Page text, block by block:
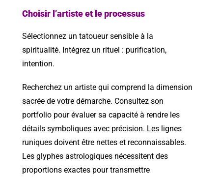
Choisir l’artiste et le processus
Sélectionnez un tatoueur sensible à la
spiritualité. Intégrez un rituel : purification,
intention.
Recherchez un artiste qui comprend la dimension
sacrée de votre démarche. Consultez son
portfolio pour évaluer sa capacité à rendre les
détails symboliques avec précision. Les lignes
runiques doivent être nettes et reconnaissables.
Les glyphes astrologiques nécessitent des
proportions exactes pour transmettre